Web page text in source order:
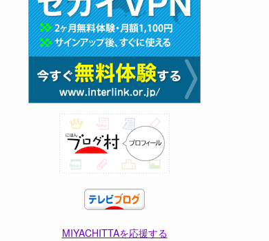
MIYACHITTAを応援する